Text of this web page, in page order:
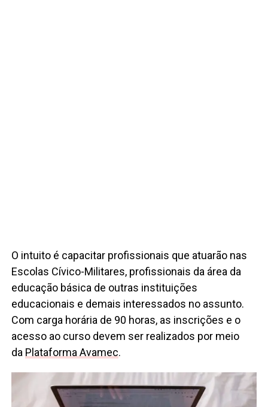
O intuito é capacitar profissionais que atuarão nas
Escolas Cívico-Militares, profissionais da área da
educação básica de outras instituições
educacionais e demais interessados no assunto.
Com carga horária de 90 horas, as inscrições e o
acesso ao curso devem ser realizados por meio
da Plataforma Avamec.